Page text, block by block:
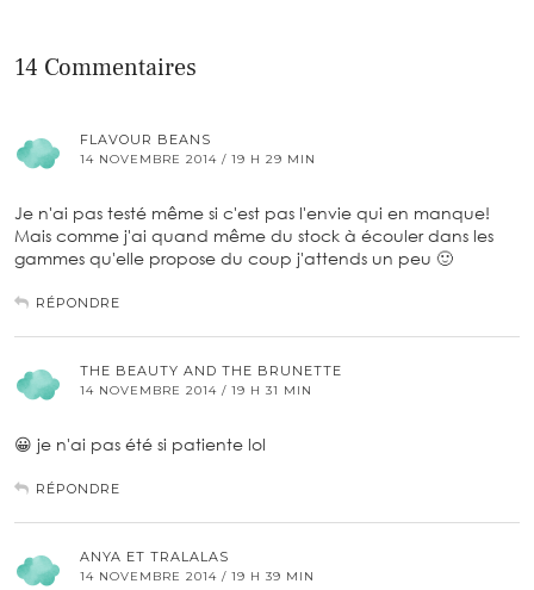
14 Commentaires
FLAVOUR BEANS
14 NOVEMBRE 2014 / 19 H 29 MIN
Je n'ai pas testé même si c'est pas l'envie qui en manque!
Mais comme j'ai quand même du stock à écouler dans les
gammes qu'elle propose du coup j'attends un peu 🙂
RÉPONDRE
THE BEAUTY AND THE BRUNETTE
14 NOVEMBRE 2014 / 19 H 31 MIN
😀 je n'ai pas été si patiente lol
RÉPONDRE
ANYA ET TRALALAS
14 NOVEMBRE 2014 / 19 H 39 MIN